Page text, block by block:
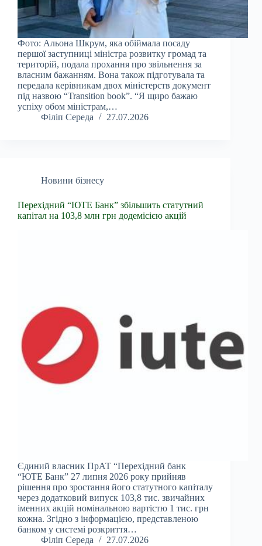
Фото: Альона Шкрум, яка обіймала посаду
першої заступниці міністра розвитку громад та
територій, подала прохання про звільнення за
власним бажанням. Вона також підготувала та
передала керівникам двох міністерств документ
під назвою “Transition book”. “Я щиро бажаю
успіху обом міністрам,…
Філіп Середа
27.07.2026
Новини бізнесу
Перехідний “ЮТЕ Банк” збільшить статутний
капітал на 103,8 млн грн додемісією акцій
Єдиний власник ПрАТ “Перехідний банк
“ЮТЕ Банк” 27 липня 2026 року прийняв
рішення про зростання його статутного капіталу
через додатковий випуск 103,8 тис. звичайних
іменних акцій номінальною вартістю 1 тис. грн
кожна. Згідно з інформацією, представленою
банком у системі розкриття…
Філіп Середа
27.07.2026